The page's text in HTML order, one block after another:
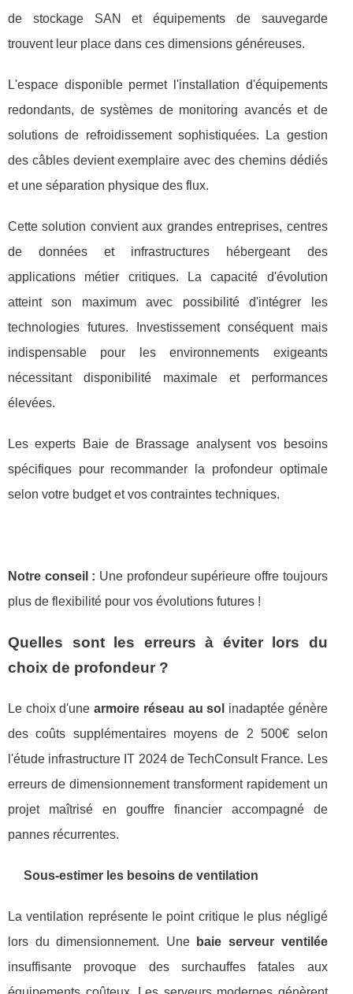
de stockage SAN et équipements de sauvegarde
trouvent leur place dans ces dimensions généreuses.
L'espace disponible permet l'installation d'équipements
redondants, de systèmes de monitoring avancés et de
solutions de refroidissement sophistiquées. La gestion
des câbles devient exemplaire avec des chemins dédiés
et une séparation physique des flux.
Cette solution convient aux grandes entreprises, centres
de données et infrastructures hébergeant des
applications métier critiques. La capacité d'évolution
atteint son maximum avec possibilité d'intégrer les
technologies futures. Investissement conséquent mais
indispensable pour les environnements exigeants
nécessitant disponibilité maximale et performances
élevées.
Les experts Baie de Brassage analysent vos besoins
spécifiques pour recommander la profondeur optimale
selon votre budget et vos contraintes techniques.
Notre conseil : Une profondeur supérieure offre toujours
plus de flexibilité pour vos évolutions futures !
Quelles sont les erreurs à éviter lors du
choix de profondeur ?
Le choix d'unearmoire réseau au sol inadaptée génère
des coûts supplémentaires moyens de 2 500€ selon
l'étude infrastructure IT 2024 de TechConsult France. Les
erreurs de dimensionnement transforment rapidement un
projet maîtrisé en gouffre financier accompagné de
pannes récurrentes.
Sous-estimer les besoins de ventilation
La ventilation représente le point critique le plus négligé
lors du dimensionnement. Une
baie serveur ventilée
insuffisante provoque des surchauffes fatales aux